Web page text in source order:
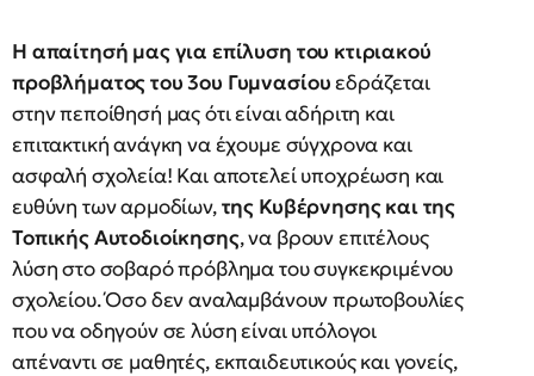
Η απαίτησή μας για επίλυση του κτιριακού
προβλήματος του 3ου Γυμνασίουεδράζεται
στην πεποίθησή μας ότι είναι αδήριτη και
επιτακτική ανάγκη να έχουμε σύγχρονα και
ασφαλή σχολεία! Και αποτελεί υποχρέωση και
ευθύνη των αρμοδίων,της Κυβέρνησης και της
Τοπικής Αυτοδιοίκησης, να βρουν επιτέλους
λύση στο σοβαρό πρόβλημα του συγκεκριμένου
σχολείου. Όσο δεν αναλαμβάνουν πρωτοβουλίες
που να οδηγούν σε λύση είναι υπόλογοι
απέναντι σε μαθητές, εκπαιδευτικούς και γονείς,